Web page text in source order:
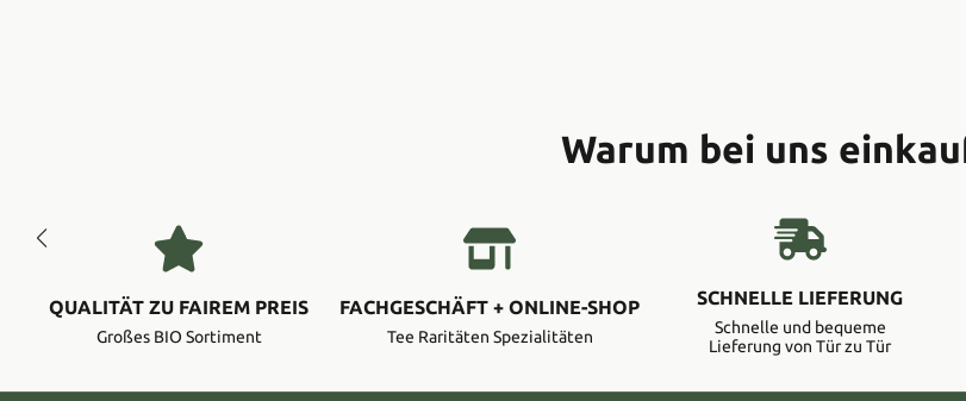
Warum bei uns
QUALITÄT ZU FAIREM PREIS
Großes BIO Sortiment
FACHGESCHÄFT + ONLINE-SHOP
Tee Raritäten Spezialitäten
SCHNELLE LIEFERUNG
Schnelle und bequeme
Lieferung von Tür zu Tür